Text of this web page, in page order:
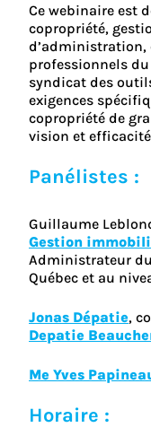
Ce webinaire est
copropriété,
professionnels
syndicat des
exigences
copropriété de
vision et
Panélistes :
Guillaume
Gestion
Administrateur du
Québec et au
Jonas Dépatie,
Depatie
Me Yves
Horaire :